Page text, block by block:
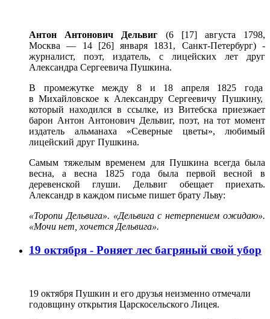
Антон Антонович Дельвиг (6 [17] августа 1798,
Москва — 14 [26] января 1831, Санкт-Петербург) -
журналист, поэт, издатель, с лицейских лет друг
Александра Сергеевича Пушкина.
В промежутке между 8 и 18 апреля 1825 года
в Михайловское к Александру Сергеевичу Пушкину,
который находился в ссылке, из Витебска приезжает
барон Антон Антонович Дельвиг, поэт, на тот момент
издатель альманаха «Северные цветы», любимый
лицейский друг Пушкина.
Самым тяжелым временем для Пушкина всегда была
весна, а весна 1825 года была первой весной в
деревенской глуши. Дельвиг обещает приехать.
Александр в каждом письме пишет брату Льву:
«Торопи Дельвига». «Дельвига с нетерпением ожидаю».
«Мочи нет, хочется Дельвига».
19 октября - Роняет лес багряный свой убор
19 октября Пушкин и его друзья неизменно отмечали
годовщину открытия Царскосельского Лицея.